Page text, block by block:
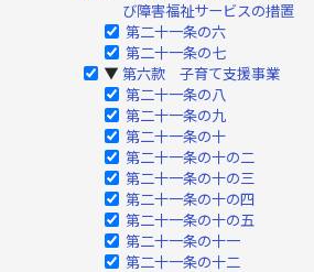
び障害福祉サービスの措置
第二十一条の六
第二十一条の七
▶ 第六款 子育て支援事業
第二十一条の八
第二十一条の九
第二十一条の十
第二十一条の十の二
第二十一条の十の三
第二十一条の十の四
第二十一条の十の五
第二十一条の十一
第二十一条の十二